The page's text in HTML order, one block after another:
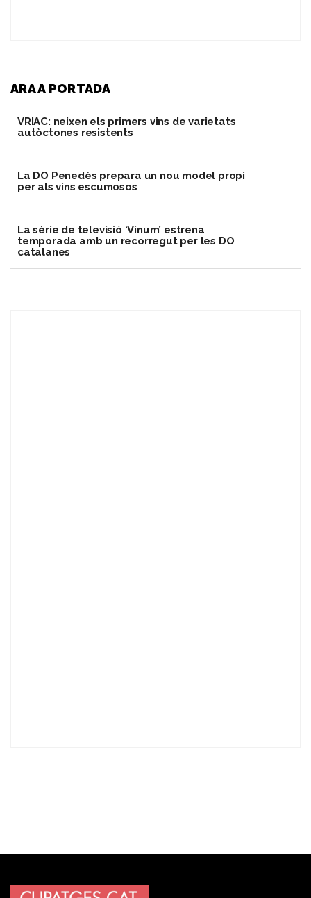
ARA A PORTADA
VRIAC: neixen els primers vins de varietats
autòctones resistents
​La DO Penedès prepara un nou model propi
per als vins escumosos
La sèrie de televisió ‘Vinum’ estrena
temporada amb un recorregut per les DO
catalanes